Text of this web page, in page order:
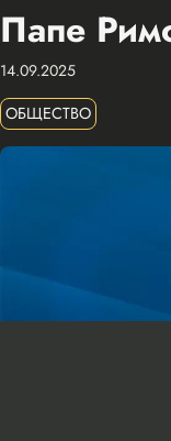
Папе
14.09.2025
ОБЩЕСТВО